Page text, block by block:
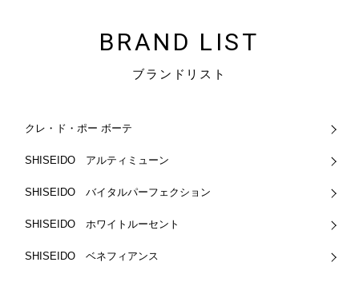
BRAND LIST
ブランドリスト
クレ・ド・ポー ボーテ
SHISEIDO アルティミューン
SHISEIDO バイタルパーフェクション
SHISEIDO ホワイトルーセント
SHISEIDO ベネフィアンス